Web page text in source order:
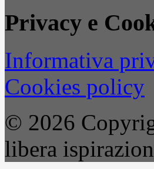
Privacy e
Informativa
Cookies policy
© 2026
libera